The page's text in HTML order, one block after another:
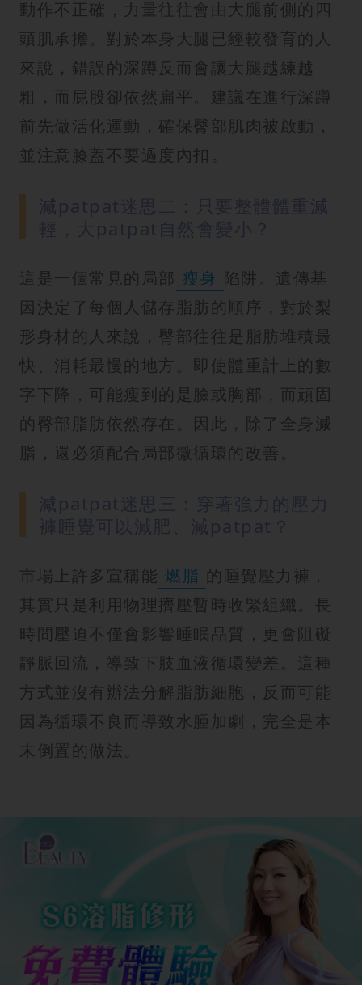
動作不正確，力量往往會由大腿前側的四
頭肌承擔。對於本身大腿已經較發育的人
來說，錯誤的深蹲反而會讓大腿越練越
粗，而屁股卻依然扁平。建議在進行深蹲
前先做活化運動，確保臀部肌肉被啟動，
並注意膝蓋不要過度內扣。
這是一個常見的局部 瘦身 陷阱。遺傳基
因決定了每個人儲存脂肪的順序，對於梨
形身材的人來說，臀部往往是脂肪堆積最
快、消耗最慢的地方。即使體重計上的數
字下降，可能瘦到的是臉或胸部，而頑固
的臀部脂肪依然存在。因此，除了全身減
脂，還必須配合局部微循環的改善。
市場上許多宣稱能 燃脂 的睡覺壓力褲，
其實只是利用物理擠壓暫時收緊組織。長
時間壓迫不僅會影響睡眠品質，更會阻礙
靜脈回流，導致下肢血液循環變差。這種
方式並沒有辦法分解脂肪細胞，反而可能
因為循環不良而導致水腫加劇，完全是本
末倒置的做法。